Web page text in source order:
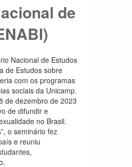
de
Nacional de Estudos
de Estudos sobre
com os programas
sociais da Unicamp.
de dezembro de 2023
de difundir e
no Brasil.
o seminário fez
e reuniu